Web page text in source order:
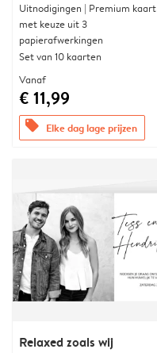
Uitnodigingen | Premium kaart
met keuze uit 3
papierafwerkingen
Set van 10 kaarten
Vanaf
€ 11,99
offers Elke dag lage prijzen
Relaxed zoals wij